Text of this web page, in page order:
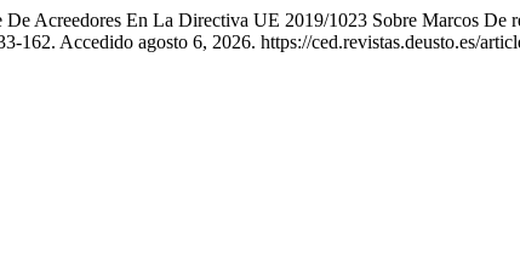
Acreedores En La Directiva UE 2019/1023 Sobre Marcos De
162. Accedido agosto 6, 2026. https://ced.revistas.deusto.es/